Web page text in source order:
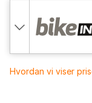
Hvordan vi viser